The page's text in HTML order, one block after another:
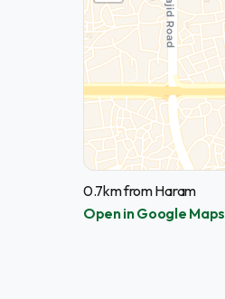
0.7km from Haram
Open in Google Maps